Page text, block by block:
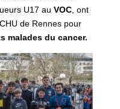
U17 au VOC, ont
de Rennes pour
malades du cancer.